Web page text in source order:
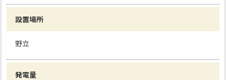
設置場所
野立
発電量